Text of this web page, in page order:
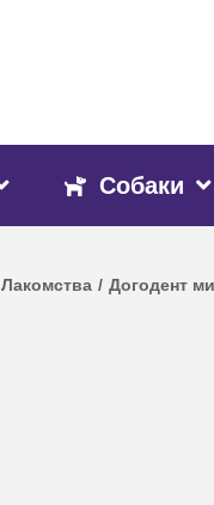
Собаки
Лакомства / Догодент